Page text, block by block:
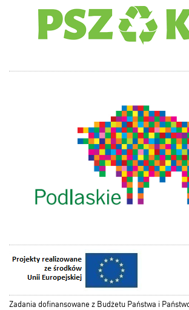
Zadania dofinansowane z Budżetu Państwa i